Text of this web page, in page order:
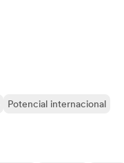
Potencial internacional